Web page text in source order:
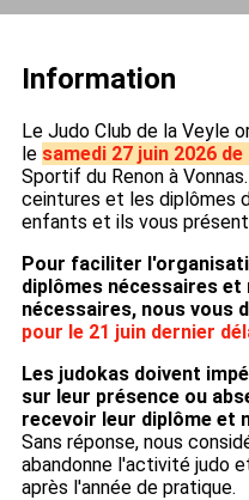
Information
Le Judo Club de la Veyle
le samedi 27 juin 2026 de
Sportif du Renon à
ceintures et les diplômes
enfants et ils vous
Pour faciliter
diplômes nécessaires
nécessaires, nous vous
pour le 21 juin dernier
Les judokas doivent
sur leur présence ou
recevoir leur diplôme et
Sans réponse, nous
abandonne l'activité judo
après l'année de pratique.